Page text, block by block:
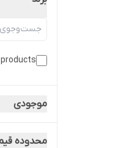
موجودی
محدوده